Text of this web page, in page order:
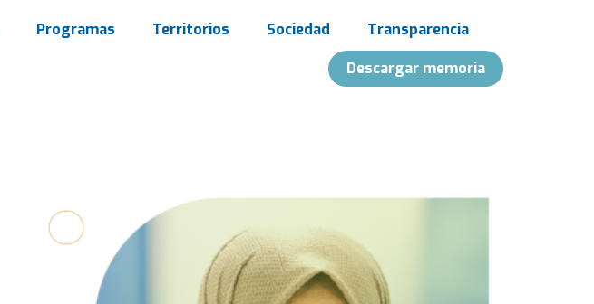
Programas Territorios Sociedad Transparencia
Descargar memoria